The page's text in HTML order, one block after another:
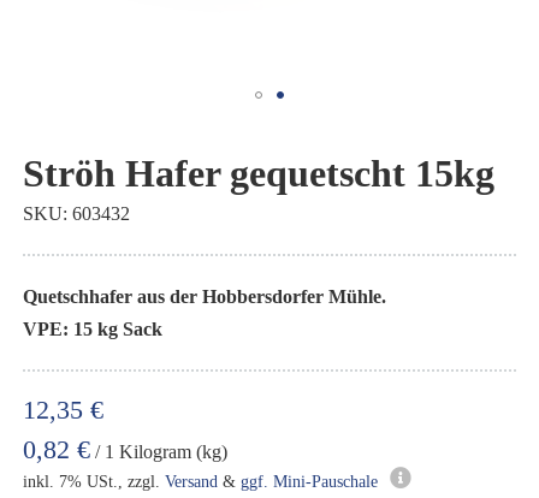
Anfang
der
Bildgalerie
springen
Ströh Hafer gequetscht 15kg
12,35 €
0,82 € / 1 Kilogram (kg)
inkl. 7% USt., zzgl.Versand &ggf. Mini-Pauschale
Quetschhafer aus der Hobbersdorfer Mühle.
VPE: 15 kg Sack
SKU 603432